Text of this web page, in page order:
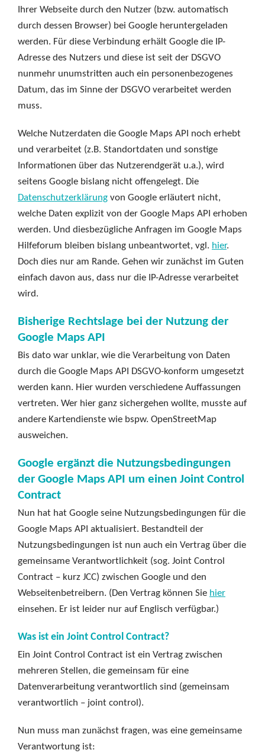
Ihrer Webseite durch den Nutzer (bzw. automatisch
durch dessen Browser) bei Google heruntergeladen
werden. Für diese Verbindung erhält Google die IP-
Adresse des Nutzers und diese ist seit der DSGVO
nunmehr unumstritten auch ein personenbezogenes
Datum, das im Sinne der DSGVO verarbeitet werden
muss.
Welche Nutzerdaten die Google Maps API noch erhebt
und verarbeitet (z.B. Standortdaten und sonstige
Informationen über das Nutzerendgerät u.a.), wird
seitens Google bislang nicht offengelegt. Die
Datenschutzerklärung von Google erläutert nicht,
welche Daten explizit von der Google Maps API erhoben
werden. Und diesbezügliche Anfragen im Google Maps
Hilfeforum bleiben bislang unbeantwortet, vgl. hier.
Doch dies nur am Rande. Gehen wir zunächst im Guten
einfach davon aus, dass nur die IP-Adresse verarbeitet
wird.
Bisherige Rechtslage bei der Nutzung der
Google Maps API
Bis dato war unklar, wie die Verarbeitung von Daten
durch die Google Maps API DSGVO-konform umgesetzt
werden kann. Hier wurden verschiedene Auffassungen
vertreten. Wer hier ganz sichergehen wollte, musste auf
andere Kartendienste wie bspw. OpenStreetMap
ausweichen.
Google ergänzt die Nutzungsbedingungen
der Google Maps API um einen Joint Control
Contract
Nun hat hat Google seine Nutzungsbedingungen für die
Google Maps API aktualisiert. Bestandteil der
Nutzungsbedingungen ist nun auch ein Vertrag über die
gemeinsame Verantwortlichkeit (sog. Joint Control
Contract – kurz JCC) zwischen Google und den
Webseitenbetreibern. (Den Vertrag können Sie hier
einsehen. Er ist leider nur auf Englisch verfügbar.)
Was ist ein Joint Control Contract?
Ein Joint Control Contract ist ein Vertrag zwischen
mehreren Stellen, die gemeinsam für eine
Datenverarbeitung verantwortlich sind (gemeinsam
verantwortlich – joint control).
Nun muss man zunächst fragen, was eine gemeinsame
Verantwortung ist: